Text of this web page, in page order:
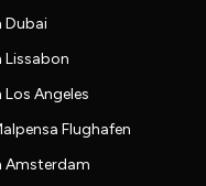
Dubai
Lissabon
Los Angeles
Flughafen
Amsterdam